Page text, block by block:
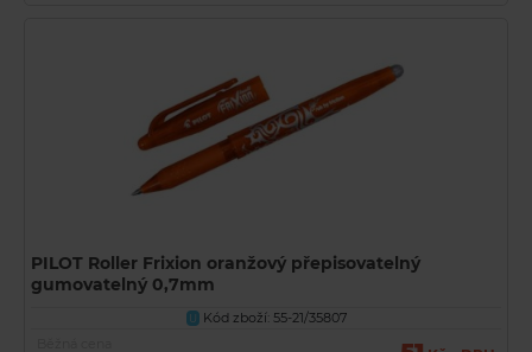
PILOT Roller Frixion oranžový přepisovatelný
gumovatelný 0,7mm
U Kód zboží: 55-21/35807